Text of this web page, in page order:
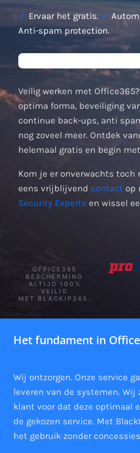
✓ Ervaar het gratis. ✓
Anti-spam protection.
Veilig werken met
optima forma, beveiliging
continue back-ups, anti
nog zoveel meer. Ontdek
helemaal gratis en begin
Kom je er onverwachts toch
eens vrijblijvend contact op
Security Experts en wissel
OFFICE365
BESCHERMING
ALTIJD 100%
VEILIG
MET BLACKIP365.
Het fundament in
Wij ontzorgen. Onze service
leveren van de systemen. Wij
klant voor dat deze optimaal
de gekozen service. Met
het gebruik zonder